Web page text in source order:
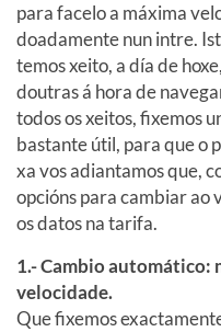
para facelo a máxima
doadamente nun intre.
temos xeito, a día de
doutras á hora de
todos os xeitos, fixemos
bastante útil, para que o
xa vos adiantamos que,
opcións para cambiar ao
os datos na tarifa.
1.- Cambio automático:
velocidade.
Que fixemos